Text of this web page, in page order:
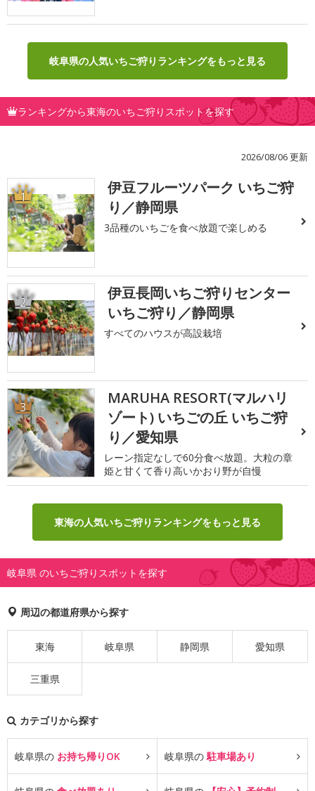
岐阜県の人気いちご狩りランキングをもっと見る
ランキングから東海のいちご狩りスポットを探す
2026/08/06 更新
1
伊豆フルーツパーク いちご狩
り／静岡県
3品種のいちごを食べ放題で楽しめる
2
伊豆長岡いちご狩りセンター
いちご狩り／静岡県
すべてのハウスが高設栽培
3
MARUHA RESORT(マルハリ
ゾート) いちごの丘 いちご狩
り／愛知県
レーン指定なしで60分食べ放題。大粒の章
姫と甘くて香り高いかおり野が自慢
東海の人気いちご狩りランキングをもっと見る
岐阜県 のいちご狩りスポットを探す
周辺の都道府県から探す
東海 岐阜県 静岡県 愛知県
三重県
カテゴリから探す
岐阜県の お持ち帰りOK 岐阜県の駐車場あり